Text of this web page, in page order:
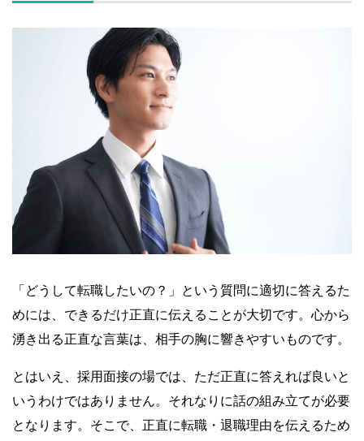
「どうして転職したいの？」という質問に適切に答えるた
めには、できるだけ正直に伝えることが大切です。心から
湧き出る正直な言葉は、相手の胸に響きやすいものです。
とはいえ、採用面接の場では、ただ正直に答えれば良いと
いうわけではありません。それなりに話の組み立てが必要
となります。そこで、正直に転職・退職理由を伝えるため